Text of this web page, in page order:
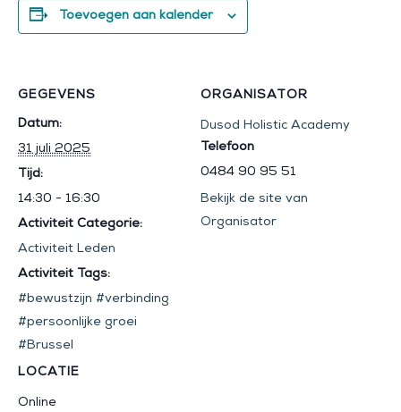
Toevoegen aan kalender
GEGEVENS
Datum:
31 juli 2025
Tijd:
14:30 - 16:30
Activiteit Categorie:
Activiteit Leden
Activiteit Tags:
#bewustzijn #verbinding
#persoonlijke groei
#Brussel
LOCATIE
Online
ORGANISATOR
Dusod Holistic Academy
Telefoon
0484 90 95 51
Bekijk de site van
Organisator